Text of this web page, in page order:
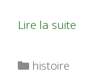
Lire la suite
Catégories
histoire